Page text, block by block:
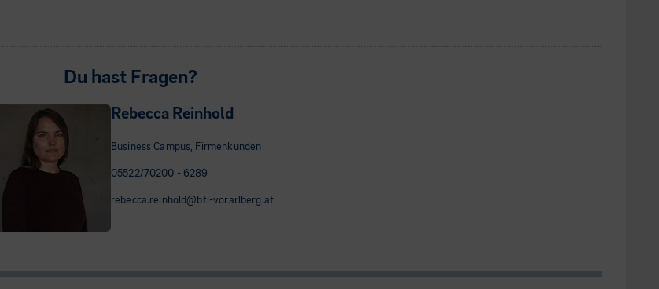
Du hast Fragen?
Rebecca Reinhold
Business Campus, Firmenkunden
05522/70200 - 6289
rebecca.reinhold@bfi-vorarlberg.at